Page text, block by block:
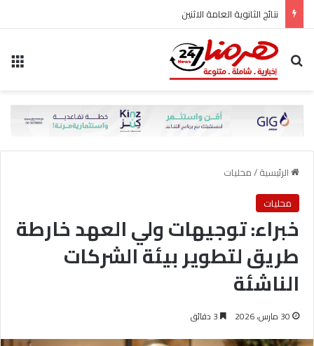
نتائج الثانوية العامة الاثنين
بحث عن
الرئيسية/محليات
محليات
خبراء: توجيهات ولي العهد خارطة
طريق لتطوير بيئة الشركات
الناشئة
30 مارس، 2026